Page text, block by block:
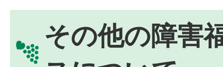
その他の障害